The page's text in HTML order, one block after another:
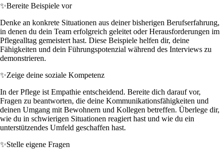
✨Bereite Beispiele vor
Denke an konkrete Situationen aus deiner bisherigen Berufserfahrung,
in denen du dein Team erfolgreich geleitet oder Herausforderungen im
Pflegealltag gemeistert hast. Diese Beispiele helfen dir, deine
Fähigkeiten und dein Führungspotenzial während des Interviews zu
demonstrieren.
✨Zeige deine soziale Kompetenz
In der Pflege ist Empathie entscheidend. Bereite dich darauf vor,
Fragen zu beantworten, die deine Kommunikationsfähigkeiten und
deinen Umgang mit Bewohnern und Kollegen betreffen. Überlege dir,
wie du in schwierigen Situationen reagiert hast und wie du ein
unterstützendes Umfeld geschaffen hast.
✨Stelle eigene Fragen